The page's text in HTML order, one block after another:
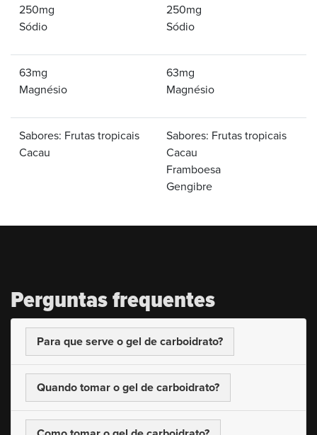
250mg
Sódio
250mg
Sódio
63mg
Magnésio
63mg
Magnésio
Sabores: Frutas tropicais
Cacau
Sabores: Frutas tropicais
Cacau
Framboesa
Gengibre
Perguntasfrequentes
Para que serve o gel de carboidrato?
Quando tomar o gel de carboidrato?